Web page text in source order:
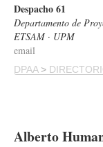
Despacho 61
Departamento de
ETSAM · UPM
email
DPAA>
Alberto